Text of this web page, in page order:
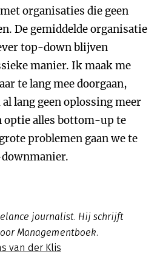
organisaties die geen
De gemiddelde organisatie
top-down blijven
manier. Ik maak me
te lang mee doorgaan,
lang geen oplossing meer
optie alles bottom-up te
problemen gaan we te
journalist. Hij schrijft
Managementboek.
van der Klis